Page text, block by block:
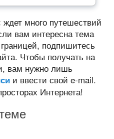
много путешествий
вам интересна тема
подпишитесь
Чтобы получать на
вам нужно лишь
и ввести свой e-mail.
Интернета!